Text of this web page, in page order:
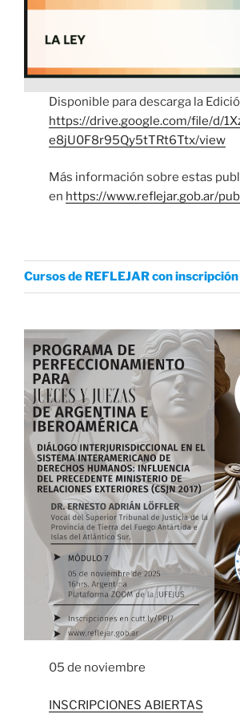
Disponible para descarga la
https://drive.google.com/file/d/
e8jU0F8r95Qy5tTRt6Ttx/view
Más información sobre estas
en https://www.reflejar.gob.ar/
Cursos de REFLEJAR con
05 de noviembre
INSCRIPCIONES ABIERTAS